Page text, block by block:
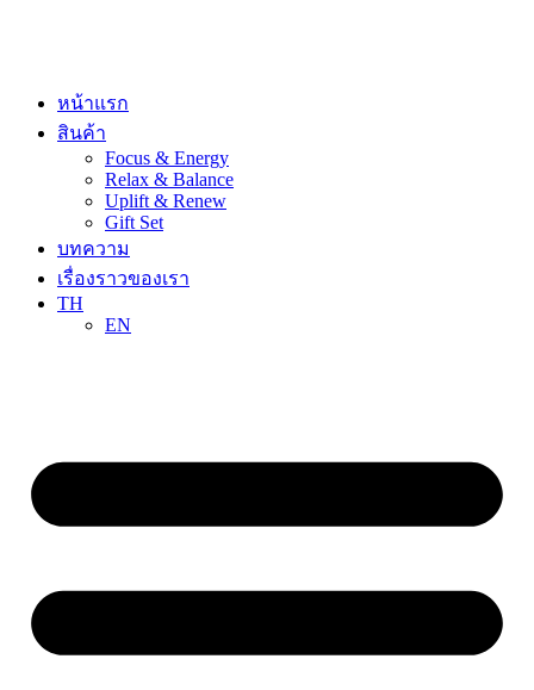
หน้าแรก
สินค้า
Focus & Energy
Relax & Balance
Uplift & Renew
Gift Set
บทความ
เรื่องราวของเรา
TH
EN